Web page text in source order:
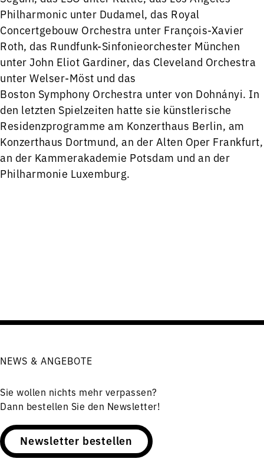
Philharmonic unter Dudamel, das Royal
Concertgebouw Orchestra unter François-Xavier
Roth, das Rundfunk-Sinfonieorchester München
unter John Eliot Gardiner, das Cleveland Orchestra
unter Welser-Möst und das
Boston Symphony Orchestra unter von Dohnányi. In
den letzten Spielzeiten hatte sie künstlerische
Residenzprogramme am Konzerthaus Berlin, am
Konzerthaus Dortmund, an der Alten Oper Frankfurt,
an der Kammerakademie Potsdam und an der
Philharmonie Luxemburg.
NEWS & ANGEBOTE
Sie wollen nichts mehr verpassen?
Dann bestellen Sie den Newsletter!
Newsletter bestellen